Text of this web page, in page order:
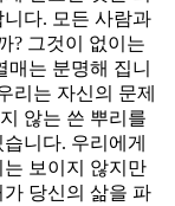
다. 모든 사람과
? 그것이 없이는
는 분명해 집니
리는 자신의 문제
않는 쓴 뿌리를
니다. 우리에게
보이지 않지만
당신의 삶을 파